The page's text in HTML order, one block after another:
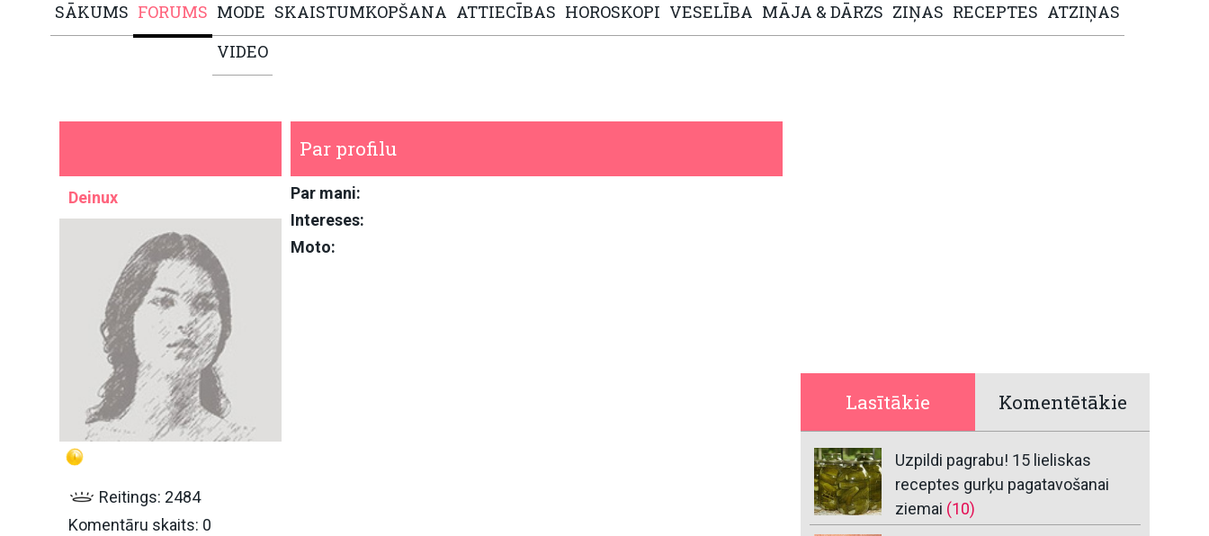
SĀKUMS FORUMS MODE SKAISTUMKOPŠANA ATTIECĪBAS HOROSKOPI VESELĪBA MĀJA & DĀRZS ZIŅAS RECEPTES ATZIŅAS
VIDEO
Deinux
Reitings: 2484
Komentāru skaits: 0
Par profilu
Par mani:
Intereses:
Moto:
Lasītākie Komentētākie
Uzpildi pagrabu! 15 lieliskas
receptes gurķu pagatavošanai
ziemai (10)